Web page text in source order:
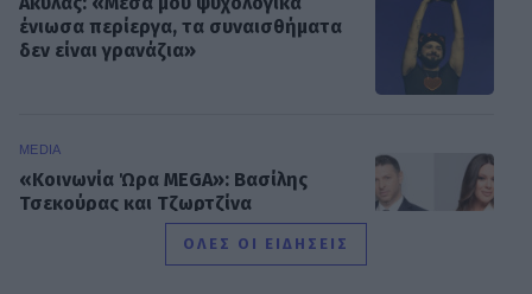
ένιωσα περίεργα, τα συναισθήματα
δεν είναι γρανάζια»
MEDIA
«Κοινωνία Ώρα MEGA»: Βασίλης
Τσεκούρας και Τζωρτζίνα
Μαλλιαρόζη στην πρωινή
ενημέρωση του σταθμούΟΛΕΣ ΟΙ ΕΙΔΗΣΕΙΣ